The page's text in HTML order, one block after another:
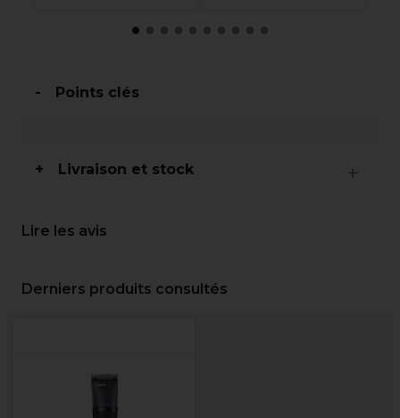
Points clés
Livraison et stock
Lire les avis
Derniers produits consultés